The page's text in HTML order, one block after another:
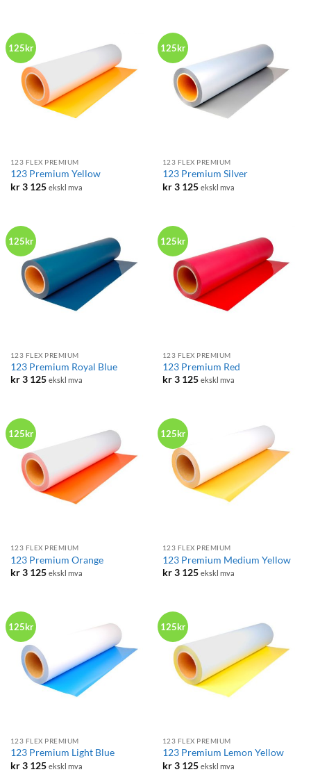
125kr
123 FLEX PREMIUM
123 Premium Yellow
kr3 125 ekskl mva
125kr
123 FLEX PREMIUM
123 Premium Silver
kr3 125 ekskl mva
125kr
123 FLEX PREMIUM
123 Premium Royal Blue
kr3 125 ekskl mva
125kr
123 FLEX PREMIUM
123 Premium Red
kr3 125 ekskl mva
125kr
123 FLEX PREMIUM
123 Premium Orange
kr3 125 ekskl mva
125kr
123 FLEX PREMIUM
123 Premium Medium Yellow
kr3 125 ekskl mva
125kr
123 FLEX PREMIUM
123 Premium Light Blue
kr3 125 ekskl mva
125kr
123 FLEX PREMIUM
123 Premium Lemon Yellow
kr3 125 ekskl mva